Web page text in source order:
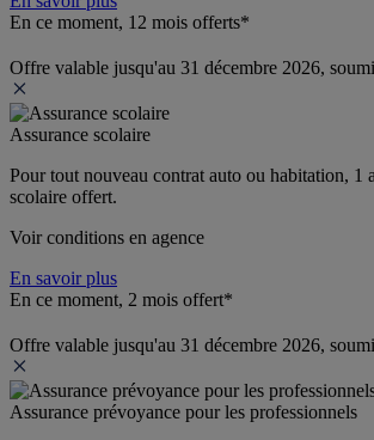
En ce moment, 12 mois offerts*
Offre valable jusqu'au 31 décembre 2026,
Assurance scolaire
Pour tout nouveau contrat auto ou habitation, 1
scolaire offert.
Voir conditions en agence
En savoir plus
En ce moment, 2 mois offert*
Offre valable jusqu'au 31 décembre 2026,
Assurance prévoyance pour les professionnels